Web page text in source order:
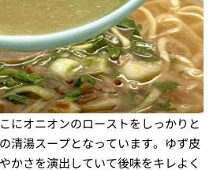
にオニオンのローストをしっかりと
清湯スープとなっています。ゆず皮
かさを演出していて後味をキレよく